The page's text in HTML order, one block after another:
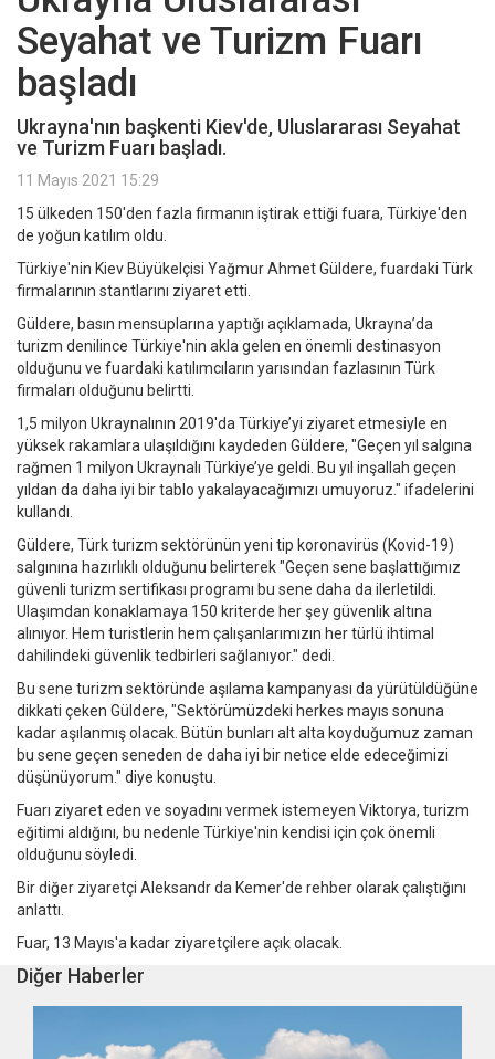
Seyahat ve Turizm Fuarı
başladı
Ukrayna'nın başkenti Kiev'de, Uluslararası Seyahat
ve Turizm Fuarı başladı.
11 Mayıs 2021 15:29
15 ülkeden 150'den fazla firmanın iştirak ettiği fuara, Türkiye'den
de yoğun katılım oldu.
Türkiye'nin Kiev Büyükelçisi Yağmur Ahmet Güldere, fuardaki Türk
firmalarının stantlarını ziyaret etti.
Güldere, basın mensuplarına yaptığı açıklamada, Ukrayna’da
turizm denilince Türkiye'nin akla gelen en önemli destinasyon
olduğunu ve fuardaki katılımcıların yarısından fazlasının Türk
firmaları olduğunu belirtti.
1,5 milyon Ukraynalının 2019'da Türkiye’yi ziyaret etmesiyle en
yüksek rakamlara ulaşıldığını kaydeden Güldere, "Geçen yıl salgına
rağmen 1 milyon Ukraynalı Türkiye’ye geldi. Bu yıl inşallah geçen
yıldan da daha iyi bir tablo yakalayacağımızı umuyoruz." ifadelerini
kullandı.
Güldere, Türk turizm sektörünün yeni tip koronavirüs (Kovid-19)
salgınına hazırlıklı olduğunu belirterek "Geçen sene başlattığımız
güvenli turizm sertifikası programı bu sene daha da ilerletildi.
Ulaşımdan konaklamaya 150 kriterde her şey güvenlik altına
alınıyor. Hem turistlerin hem çalışanlarımızın her türlü ihtimal
dahilindeki güvenlik tedbirleri sağlanıyor." dedi.
Bu sene turizm sektöründe aşılama kampanyası da yürütüldüğüne
dikkati çeken Güldere, "Sektörümüzdeki herkes mayıs sonuna
kadar aşılanmış olacak. Bütün bunları alt alta koyduğumuz zaman
bu sene geçen seneden de daha iyi bir netice elde edeceğimizi
düşünüyorum." diye konuştu.
Fuarı ziyaret eden ve soyadını vermek istemeyen Viktorya, turizm
eğitimi aldığını, bu nedenle Türkiye'nin kendisi için çok önemli
olduğunu söyledi.
Bir diğer ziyaretçi Aleksandr da Kemer'de rehber olarak çalıştığını
anlattı.
Fuar, 13 Mayıs'a kadar ziyaretçilere açık olacak.
Diğer Haberler